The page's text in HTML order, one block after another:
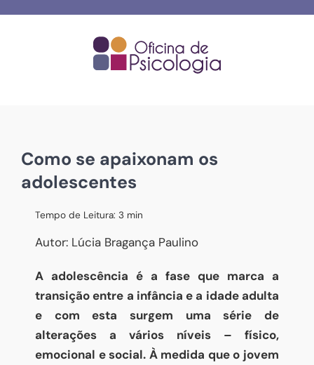
Como se apaixonam os
adolescentes
Tempo de Leitura: 3 min
Autor: Lúcia Bragança Paulino
A adolescência é a fase que marca a
transição entre a infância e a idade adulta
e com esta surgem uma série de
alterações a vários níveis – físico,
emocional e social. À medida que o jovem